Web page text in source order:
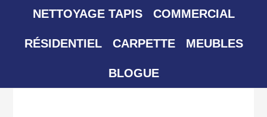
NETTOYAGE TAPIS COMMERCIAL
RÉSIDENTIEL CARPETTE MEUBLES
BLOGUE